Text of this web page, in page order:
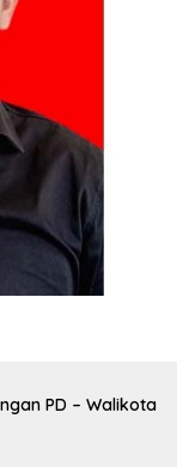
PD – Walikota